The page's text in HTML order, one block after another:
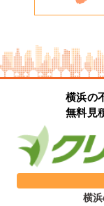
横浜の
無料見
横